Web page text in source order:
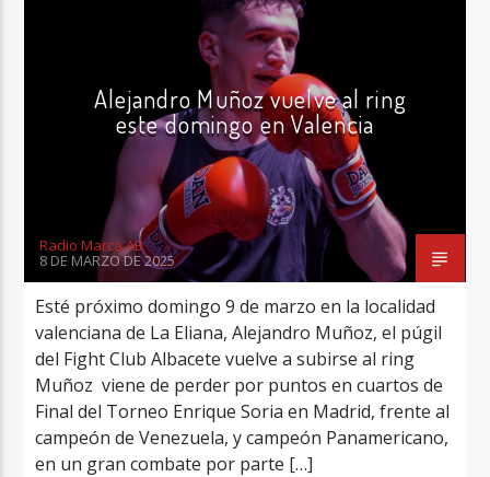
Radio Marca AB
Alejandro Muñoz vuelve al ring
este domingo en Valencia
Radio Marca AB
8 DE MARZO DE 2025
Esté próximo domingo 9 de marzo en la localidad
valenciana de La Eliana, Alejandro Muñoz, el púgil
del Fight Club Albacete vuelve a subirse al ring
Muñoz viene de perder por puntos en cuartos de
Final del Torneo Enrique Soria en Madrid, frente al
campeón de Venezuela, y campeón Panamericano,
en un gran combate por parte […]